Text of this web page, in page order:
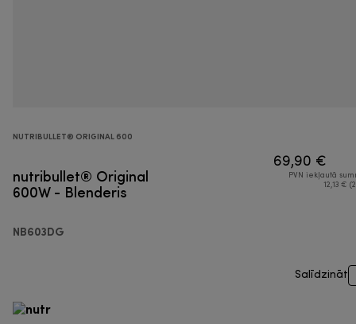
NUTRIBULLET® ORIGINAL 600
nutribullet® Original
600W - Blenderis
NB603DG
69,90 €
PVN iekļautā
12,13 €
Salīdzināt